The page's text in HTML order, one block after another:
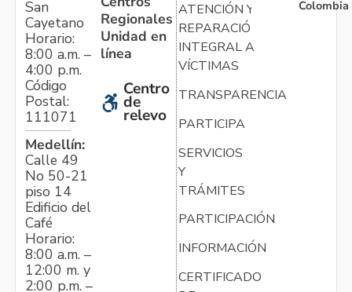
San
Cayetano
Horario:
8:00 a.m. –
4:00 p.m.
Código
Postal:
111071
Medellín:
Calle 49
No 50-21
piso 14
Edificio del
Café
Horario:
8:00 a.m. –
12:00 m. y
2:00 p.m. –
Regionales
Unidad en
línea
Centro
de
relevo
ATENCIÓN Y
REPARACIÓN
INTEGRAL A
VÍCTIMAS
TRANSPARENCIA
PARTICIPA
SERVICIOS
Y
TRÁMITES
PARTICIPACIÓN
INFORMACIÓN
CERTIFICADO
Colombia